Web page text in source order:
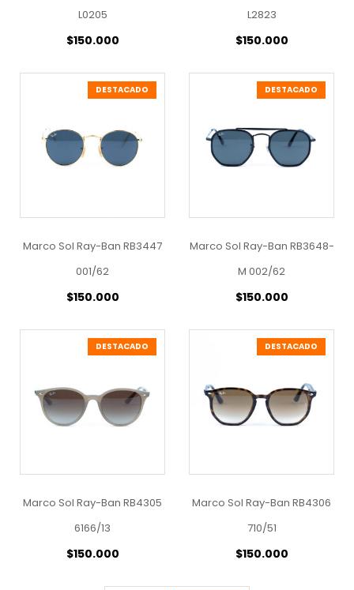
L0205
$150.000
L2823
$150.000
DESTACADO
Marco Sol Ray-Ban RB3447
001/62
$150.000
DESTACADO
Marco Sol Ray-Ban RB3648-
M 002/62
$150.000
DESTACADO
Marco Sol Ray-Ban RB4305
6166/13
$150.000
DESTACADO
Marco Sol Ray-Ban RB4306
710/51
$150.000